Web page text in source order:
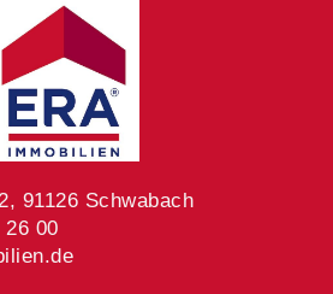
91126 Schwabach
26 00